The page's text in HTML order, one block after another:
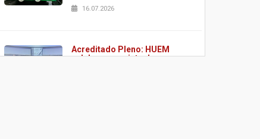
16.07.2026
Acreditado Pleno: HUEM
celebra conquista de